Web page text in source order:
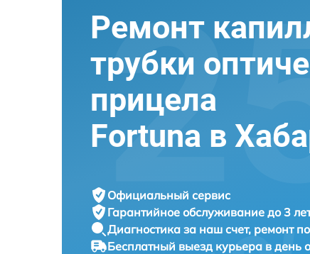
Ремонт
трубки
прицела
Fortuna в
Официальный сервис
Гарантийное обслуживание до 3
Диагностика за наш счет, ремонт
Бесплатный выезд курьера в день